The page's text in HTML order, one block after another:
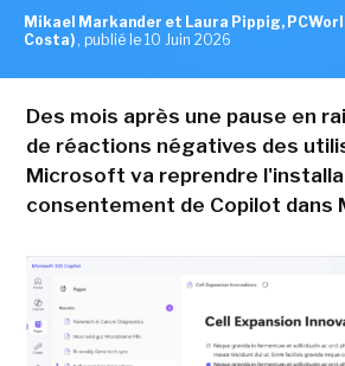
Mikael Markander et Laura Pippig,
Costa) , publié le 10 Juin 2026
Des mois après une pause en
de réactions négatives des
Microsoft va reprendre
consentement de Copilot dans